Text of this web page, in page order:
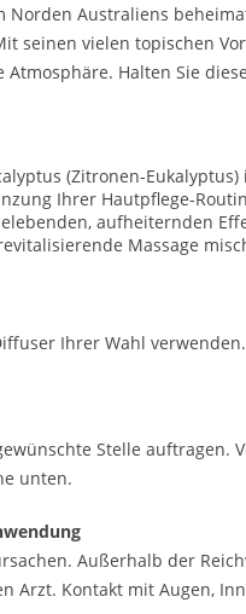
Norden Australiens
seinen vielen topischen
Halten Sie
(Zitronen-
Ihrer Hautpflege-
aufheiternden
Massage
Ihrer Wahl verwenden.
Stelle
unten.
Außerhalb der
Arzt. Kontakt mit Augen,